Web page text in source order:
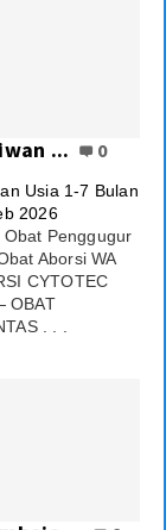
... 0
Usia 1-7 Bulan
2026
Penggugur
Aborsi WA
CYTOTEC
OBAT
. . .